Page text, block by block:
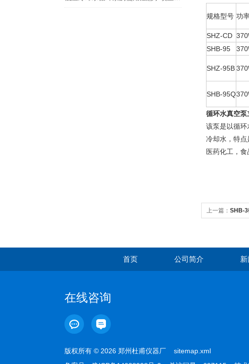
规格型号 功
SHZ-CD
SHB-95
SHZ-95B
SHB-95Q
循环水真空
该泵是以循
冷却水，特点
医药化工，食
上一篇： SHB-3
首页 公司简介
在线咨询
版权所有 © 2026 郑州杜甫仪器厂 sitemap.xml